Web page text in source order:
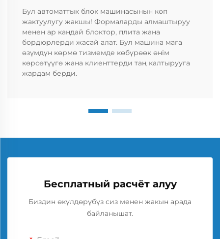
Бул автоматтык блок машинасынын көп
жактуулугу жакшы! Формаларды алмаштыруу
менен ар кандай блоктор, плита жана
бордюрлерди жасай алат. Бул машина мага
өзүмдүн көрмө тизмемде көбүрөөк өнім
көрсөтүүгө жана клиенттерди таң калтырууга
жардам берди.
Бесплатный расчёт алуу
Биздин өкүлдөрүбүз сиз менен жакын арада
байланышат.